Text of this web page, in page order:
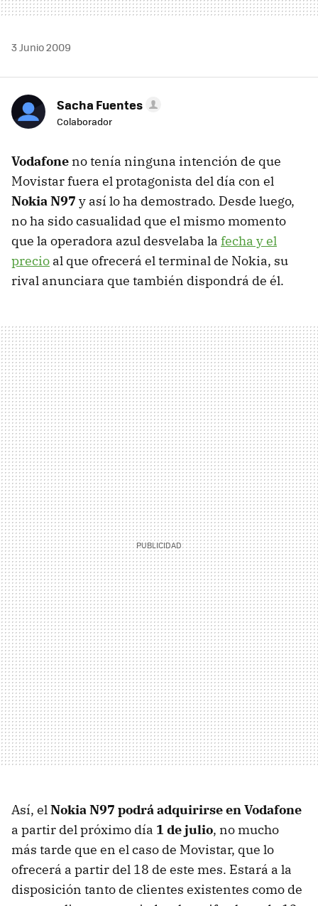
3 Junio 2009
Sacha Fuentes
Colaborador
Vodafone no tenía ninguna intención de que
Movistar fuera el protagonista del día con el
Nokia N97 y así lo ha demostrado. Desde luego,
no ha sido casualidad que el mismo momento
que la operadora azul desvelaba la fecha y el
precio al que ofrecerá el terminal de Nokia, su
rival anunciara que también dispondrá de él.
Así, elNokia N97 podrá adquirirse en Vodafone
a partir del próximo día 1 de julio, no mucho
más tarde que en el caso de Movistar, que lo
ofrecerá a partir del 18 de este mes. Estará a la
disposición tanto de clientes existentes como de